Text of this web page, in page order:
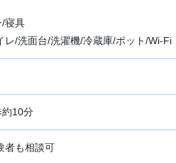
/寝具
レ/洗面台/洗濯機/冷蔵庫/ポット/Wi-Fi
約10分
者も相談可